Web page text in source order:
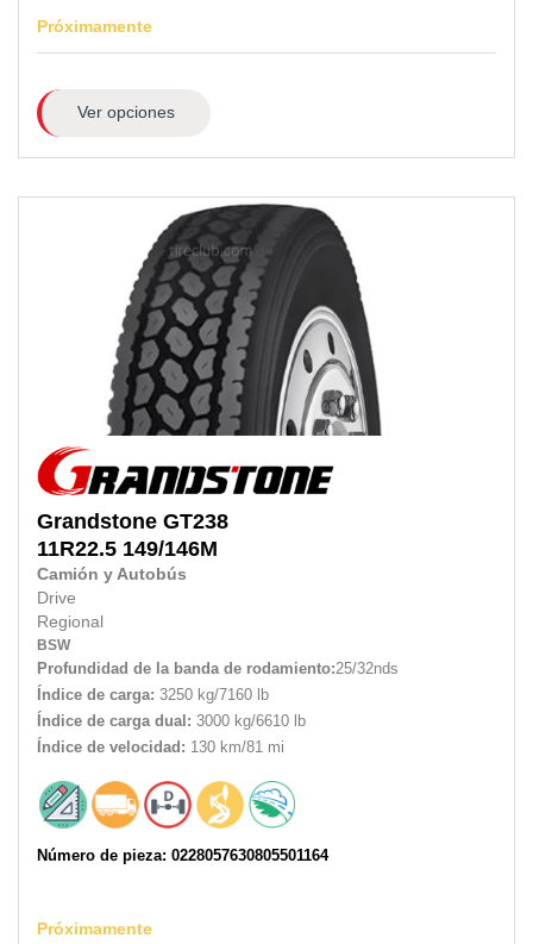
Próximamente
Ver opciones
Grandstone GT238
11R22.5 149/146M
Camión y Autobús
Drive
Regional
BSW
Profundidad de la banda de rodamiento:25/32nds
Índice de carga: 3250 kg/7160 lb
Índice de carga dual: 3000 kg/6610 lb
Índice de velocidad: 130 km/81 mi
Número de pieza: 0228057630805501164
Próximamente